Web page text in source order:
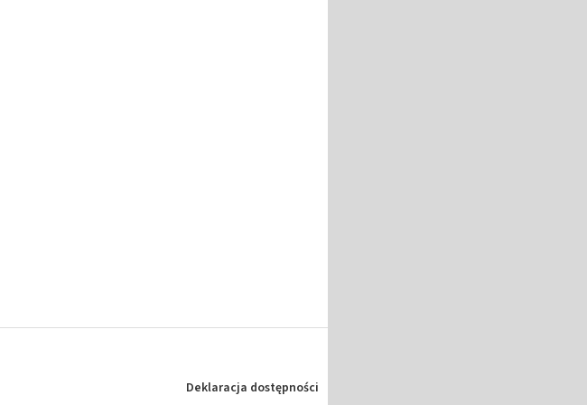
Deklaracja dostępności